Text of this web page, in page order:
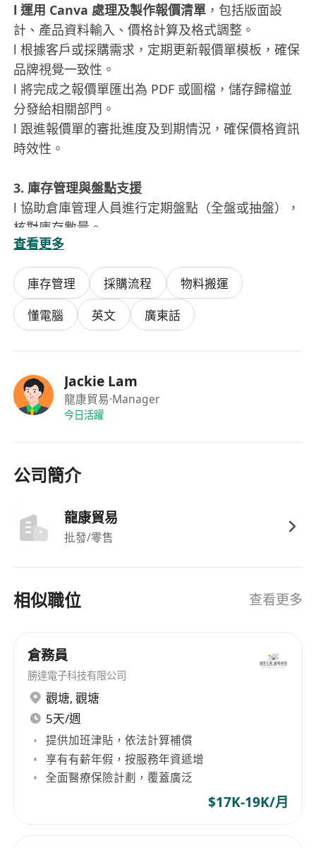
l 運用 Canva 處理及製作報價清單 ，包括版面設
計、產品資料輸入、價格計算及格式調整。
l 根據客戶或採購需求，定期更新報價單模板，確保
品牌視覺一致性。
l 將完成之報價單匯出為 PDF 或圖檔，儲存歸檔並
分發給相關部門。
l 跟進報價單的審批進度及到期情況，確保價格資訊
時效性。
3. 庫存管理與盤點支援
l 協助倉庫管理人員進行定期盤點（全盤或抽盤），
核對庫存數量。
l 監控庫存水平，對滯銷品、過期品等異常情況提出
預警。
l 監督貨物出入庫流程，確保貨物與單據一致。
4. 溝通與行政協助
l 完成倉庫考勤登記、文件整理等上級交辦的其他行
政事務。
二、任職要求（普遍標準）
中五或以上程度，物流、會計、電子商務、設計等
相關學歷優先。
經驗。
數）、Word。
打字速度：具備較快的中英文輸入速度，確保單據
處理效率。
查看更多
庫存管理 採購流程
物料搬運
懂電腦
英文 廣東話
Jackie Lam
龍康貿易·Manager
今日活躍
公司簡介
龍康貿易
批發/零售
相似職位 查看更多
倉務員
勝達電子科技有限公司
觀塘, 觀塘
5天/週
提供加班津貼，依法計算補償
享有有薪年假，按服務年資遞增
全面醫療保險計劃，覆蓋廣泛
$17K-19K/月